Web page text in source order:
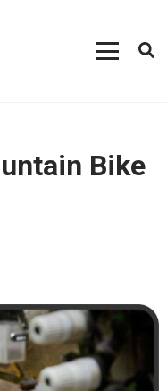
Tempat Buat Jersey Bekasi
Bike